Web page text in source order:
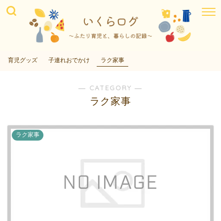
育児グッズ 子連れおでかけ ラク家事
― CATEGORY ―
ラク家事
ラク家事